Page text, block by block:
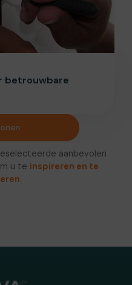
betrouwbare
aanbevolen
u te inspireren en te